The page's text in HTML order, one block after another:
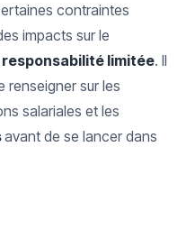
contraintes
impacts sur le
limitée. Il
renseigner sur les
salariales et les
avant de se lancer dans